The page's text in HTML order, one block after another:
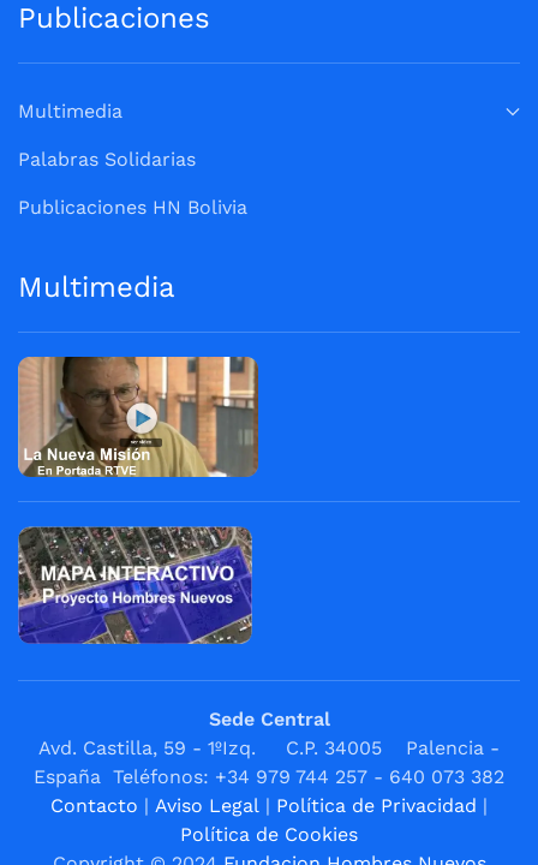
Publicaciones
Multimedia
Palabras Solidarias
Publicaciones HN Bolivia
Multimedia
Sede Central
Avd. Castilla, 59 - 1ºIzq. C.P. 34005 Palencia -
España Teléfonos: +34 979 744 257 - 640 073 382
Contacto | Aviso Legal | Política de Privacidad |
Política de Cookies